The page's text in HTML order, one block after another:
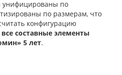
унифицированы по
по размерам, что
конфигурацию
составные элементы
5 лет.